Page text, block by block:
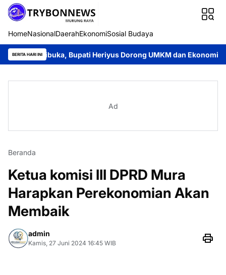
HomeNasionalDaerahEkonomiSosial Budaya
BERITA HARI INIBupati Heriyus Dorong UMKM dan Ekonomi Lokal
Ad
Beranda
Ketua komisi III DPRD Mura
Harapkan Perekonomian Akan
Membaik
admin
Kamis, 27 Juni 2024 16:45 WIB